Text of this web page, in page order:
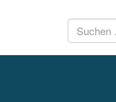
Suchen